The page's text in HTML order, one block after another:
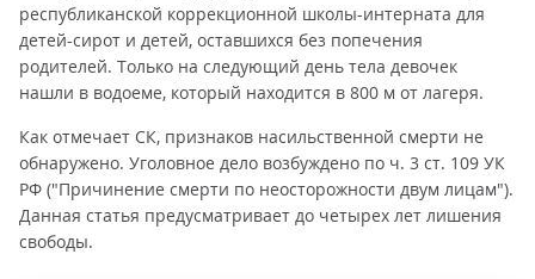
республиканской коррекционной школы-интерната для
детей-сирот и детей, оставшихся без попечения
родителей. Только на следующий день тела девочек
нашли в водоеме, который находится в 800 м от лагеря.
Как отмечает СК, признаков насильственной смерти не
обнаружено. Уголовное дело возбуждено по ч. 3 ст. 109 УК
РФ ("Причинение смерти по неосторожности двум лицам").
Данная статья предусматривает до четырех лет лишения
свободы.